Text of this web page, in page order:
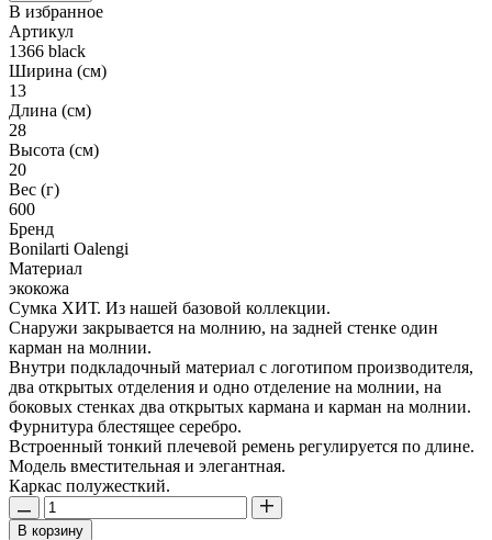
В избранное
Артикул
1366 black
Ширина (см)
13
Длина (см)
28
Высота (см)
20
Вес (г)
600
Бренд
Bonilarti Oalengi
Материал
экокожа
Сумка ХИТ. Из нашей базовой коллекции.
Снаружи закрывается на молнию, на задней стенке один
карман на молнии.
Внутри подкладочный материал с логотипом производителя,
два открытых отделения и одно отделение на молнии, на
боковых стенках два открытых кармана и карман на молнии.
Фурнитура блестящее серебро.
Встроенный тонкий плечевой ремень регулируется по длине.
Модель вместительная и элегантная.
Каркас полужесткий.
В корзину